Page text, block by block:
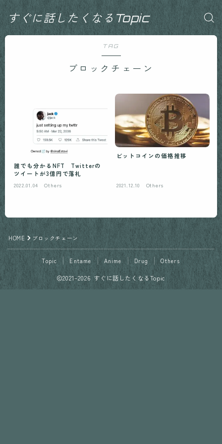
すぐに話したくなるTopic
TAG
ブロックチェーン
誰でも分かるNFT Twitterの
ツイートが3億円で落札
2022.01.04 Others
ビットコインの価格推移
2021.12.10 Others
HOME ブロックチェーン
Topic Entame Anime Drug Others
2021–2026 すぐに話したくなるTopic